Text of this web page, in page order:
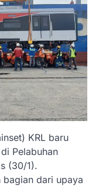
KRL baru
Pelabuhan
(30/1).
bagian dari upaya